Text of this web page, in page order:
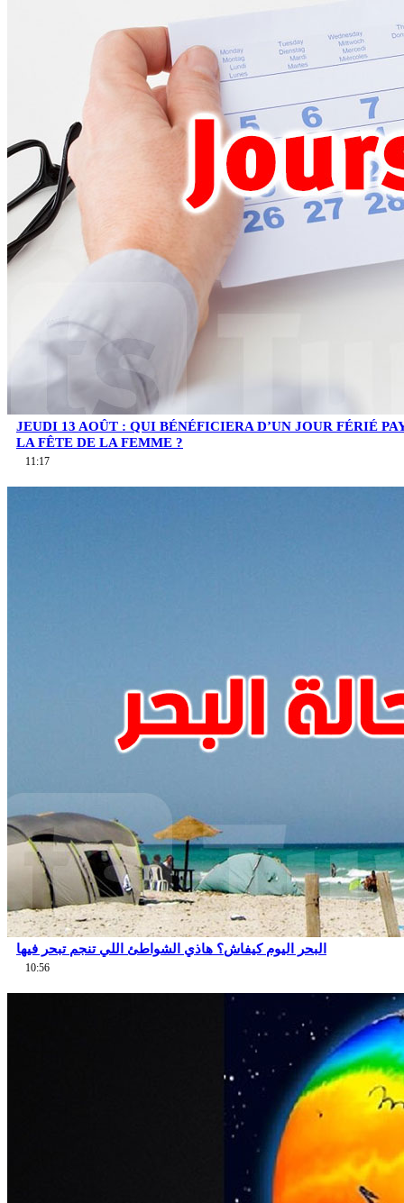
JEUDI 13 AOÛT : QUI BÉNÉFICIERA D’UN JOUR FÉRIÉ
LA FÊTE DE LA FEMME ?
11:17
البحر اليوم كيفاش؟ هاذي الشواطئ اللي تنجم تبحر فيها
10:56